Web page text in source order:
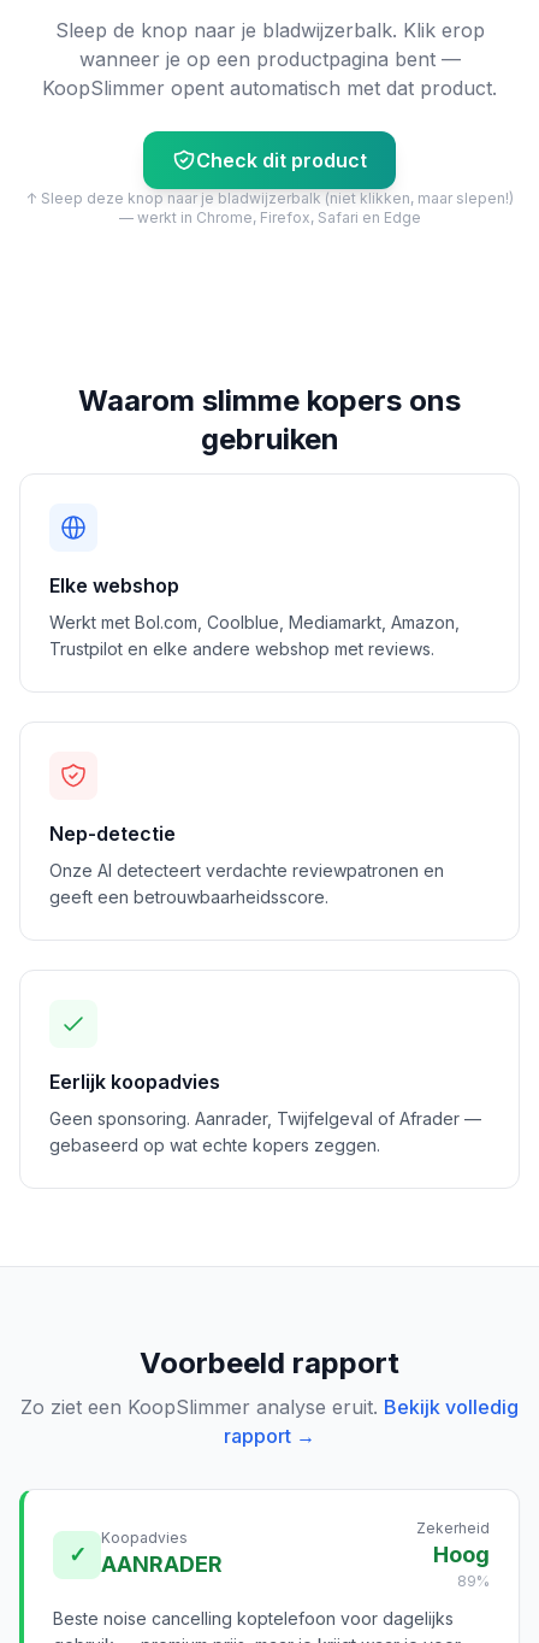
Sleep de knop naar je bladwijzerbalk. Klik erop
wanneer je op een productpagina bent —
KoopSlimmer opent automatisch met dat product.
Check dit product
↑ Sleep deze knop naar je bladwijzerbalk (niet klikken, maar slepen!)
— werkt in Chrome, Firefox, Safari en Edge
Waarom slimme kopers ons
gebruiken
Elke webshop
Werkt met Bol.com, Coolblue, Mediamarkt, Amazon,
Trustpilot en elke andere webshop met reviews.
Nep-detectie
Onze AI detecteert verdachte reviewpatronen en
geeft een betrouwbaarheidsscore.
Eerlijk koopadvies
Geen sponsoring. Aanrader, Twijfelgeval of Afrader —
gebaseerd op wat echte kopers zeggen.
Voorbeeld rapport
Zo ziet een KoopSlimmer analyse eruit. Bekijk volledig
rapport →
✓
Koopadvies
AANRADER
Zekerheid
Hoog
89%
Beste noise cancelling koptelefoon voor dagelijks